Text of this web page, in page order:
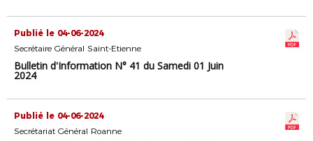
Publié le 04-06-2024
Secrétaire Général Saint-Etienne
Bulletin d'Information N° 41 du Samedi 01 Juin
2024
Publié le 04-06-2024
Secrétariat Général Roanne